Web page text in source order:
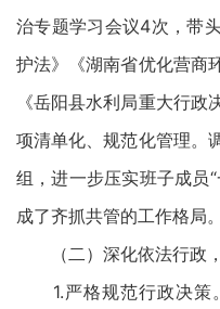
治专题学习会议4次，带
护法》《湖南省优化营商
《岳阳县水利局重大行
项清单化、规范化管理。
组，进一步压实班子成员
成了齐抓共管的工作格局。
（二）深化依法行政
1.严格规范行政决策